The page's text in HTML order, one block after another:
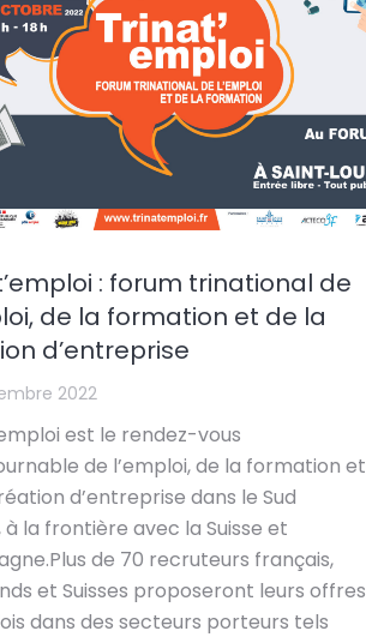
: forum trinational de
de la formation et de la
d’entreprise
2022
est le rendez-vous
de l’emploi, de la formation et
d’entreprise dans le Sud
à la frontière avec la Suisse et
de 70 recruteurs français,
et Suisses proposeront leurs offres
dans des secteurs porteurs tels